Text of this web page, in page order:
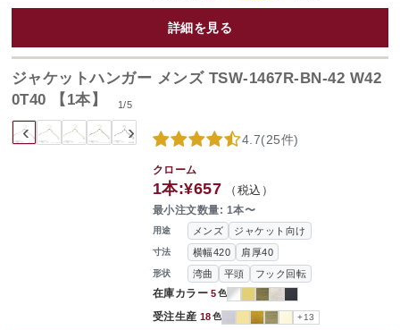
詳細を見る
‹ ›
1/5
ジャケットハンガー メンズ TSW-1467R-BN-42 W42
0T40 【1本】
用途 メンズ ジャケット向け
寸法 横幅420 肩厚40
形状 湾曲 平頭 フック回転
在庫カラー 5色
受注生産 18色 +13
4.7(25件)
クローム
1本:¥657 （税込）
最小注文数量: 1本〜